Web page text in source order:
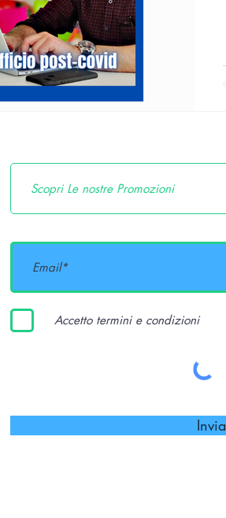
Accetto termini e condizioni
Invia